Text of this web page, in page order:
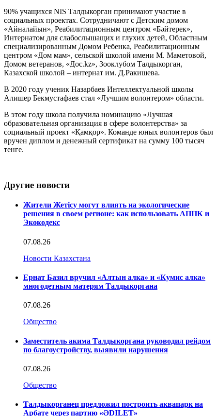
90% учащихся NIS Талдыкорган принимают участие в
социальных проектах. Сотрудничают с Детским домом
«Айналайын», Реабилитационным центром «Бәйтерек»,
Интернатом для слабослышащих и глухих детей, Областным
специализированным Домом Ребенка, Реабилитационным
центром «Дом мам», сельской школой имени М. Маметовой,
Домом ветеранов, «Дос.kz», Зооклубом Талдыкорган,
Казахской школой – интернат им. Д.Ракишева.
В 2020 году ученик Назарбаев Интеллектуальной школы
Алишер Бекмустафаев стал «Лучшим волонтером» области.
В этом году школа получила номинацию «Лучшая
образовательная организация в сфере волонтерства» за
социальный проект «Қамқор». Команде юных волонтеров был
вручен диплом и денежный сертификат на сумму 100 тысяч
тенге.
Другие новости
Жители Жетісу могут влиять на экологические
решения в своем регионе: как использовать АППК и
Экокодекс
07.08.26
Новости Казахстана
Ернат Базил вручил «Алтын алка» и «Кумис алка»
многодетным матерям Талдыкоргана
07.08.26
Общество
Заместитель акима Талдыкоргана руководил рейдом
по благоустройству, выявили нарушения
07.08.26
Общество
Талдыкорганец предложил построить аквапарк на
Арбате через партию «ӘDILET»